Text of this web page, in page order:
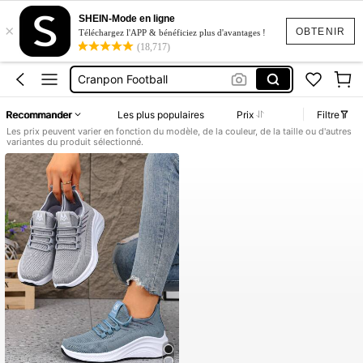
OBTENIR
×
SHEIN-Mode en ligne
Téléchargez l'APP & bénéficiez plus d'avantages !
(18,717)
Crampons Football Sans Lacets
Crampons Footbal
Crampons Football
Cranpon Football
Crampons Football Sans Lacets
Crampons Footbal
Recommander Les plus populaires Prix Filtre
Les prix peuvent varier en fonction du modèle, de la couleur, de la taille ou d'autres
variantes du produit sélectionné.